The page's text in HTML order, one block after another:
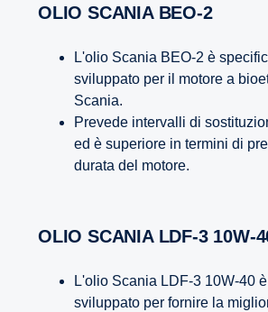
OLIO SCANIA BEO-2
L'olio Scania BEO-2 è
sviluppato per il motore a
Scania.
Prevede intervalli di
ed è superiore in termini di
durata del motore.
OLIO SCANIA LDF-3 10W-
L'olio Scania LDF-3 10W-40
sviluppato per fornire la